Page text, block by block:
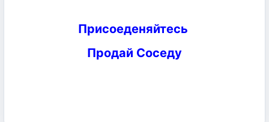
Присоеденяйтесь
Продай Соседу